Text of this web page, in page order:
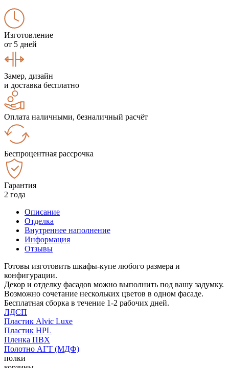
Изготовление
от 5 дней
Замер, дизайн
и доставка бесплатно
Оплата наличными, безналичный расчёт
Беспроцентная рассрочка
Гарантия
2 года
Описание
Отделка
Внутреннее наполнение
Информация
Отзывы
Готовы изготовить шкафы-купе любого размера и
конфигурации.
Декор и отделку фасадов можно выполнить под вашу задумку.
Возможно сочетание нескольких цветов в одном фасаде.
Бесплатная сборка в течение 1-2 рабочих дней.
ЛДСП
Пластик Alvic Luxe
Пластик HPL
Пленка ПВХ
Полотно АГТ (МДФ)
полки